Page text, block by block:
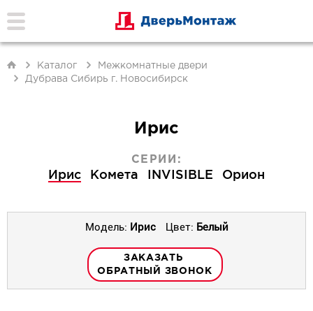
Каталог
Межкомнатные двери
Дубрава Сибирь г. Новосибирск
Ирис
СЕРИИ:
Ирис Комета INVISIBLE Орион
Модель: Ирис Цвет: Белый
ЗАКАЗАТЬ
ОБРАТНЫЙ ЗВОНОК